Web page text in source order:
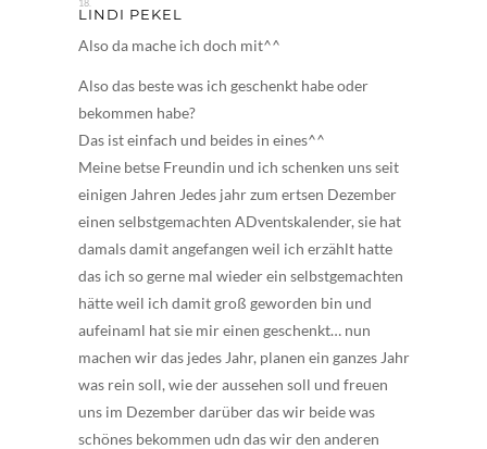
LINDI PEKEL
Also da mache ich doch mit^^
Also das beste was ich geschenkt habe oder
bekommen habe?
Das ist einfach und beides in eines^^
Meine betse Freundin und ich schenken uns seit
einigen Jahren Jedes jahr zum ertsen Dezember
einen selbstgemachten ADventskalender, sie hat
damals damit angefangen weil ich erzählt hatte
das ich so gerne mal wieder ein selbstgemachten
hätte weil ich damit groß geworden bin und
aufeinaml hat sie mir einen geschenkt… nun
machen wir das jedes Jahr, planen ein ganzes Jahr
was rein soll, wie der aussehen soll und freuen
uns im Dezember darüber das wir beide was
schönes bekommen udn das wir den anderen